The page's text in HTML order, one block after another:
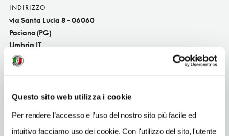
Questo sito web utilizza i cookie
Per rendere l’accesso e l’uso del nostro sito più facile ed
intuitivo facciamo uso dei cookie. Con l'utilizzo del sito, l'utente
INDIRIZZO
via Santa Lucia 8 - 06060
Paciano (PG)
Umbria IT
SITO WEB
INDIRIZZO EMAIL
info@vacanzepaciano.it
TELEFONO